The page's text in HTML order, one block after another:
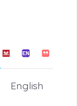
English